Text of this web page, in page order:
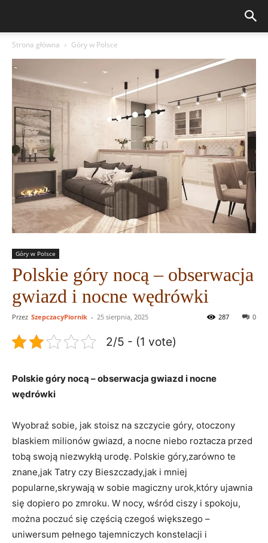
Strona główna Góry w Polsce
Góry w Polsce
Polskie góry nocą – obserwacja
gwiazd i nocne wędrówki
Przez SzepczacyPiornik - 25 sierpnia, 2025 0
287
2/5 - (1 vote)
Polskie góry nocą – obserwacja gwiazd i nocne
wędrówki
Wyobraź sobie,⁣ jak⁢ stoisz na ⁣szczycie góry, otoczony
blaskiem milionów gwiazd,⁢ a nocne⁣ niebo roztacza przed
tobą swoją niezwykłą urodę. Polskie góry,zarówno te
znane,jak Tatry czy Bieszczady,jak i mniej
popularne,skrywają⁢ w sobie magiczny urok,który ujawnia
się dopiero po zmroku. W nocy, ⁣wśród ciszy ‌i spokoju,
można poczuć się częścią czegoś większego –
uniwersum pełnego‍ tajemniczych konstelacji i